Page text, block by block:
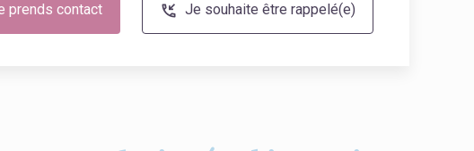
prends contact phone_callback Je souhaite être rappelé(e)